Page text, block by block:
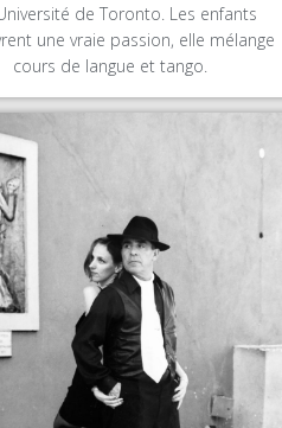
de Toronto. Les enfants
une vraie passion, elle mélange
cours de langue et tango.